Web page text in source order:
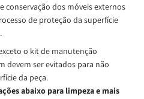
conservação dos móveis externos
de proteção da superfície
o kit de manutenção
devem ser evitados para não
da peça.
abaixo para limpeza e mais